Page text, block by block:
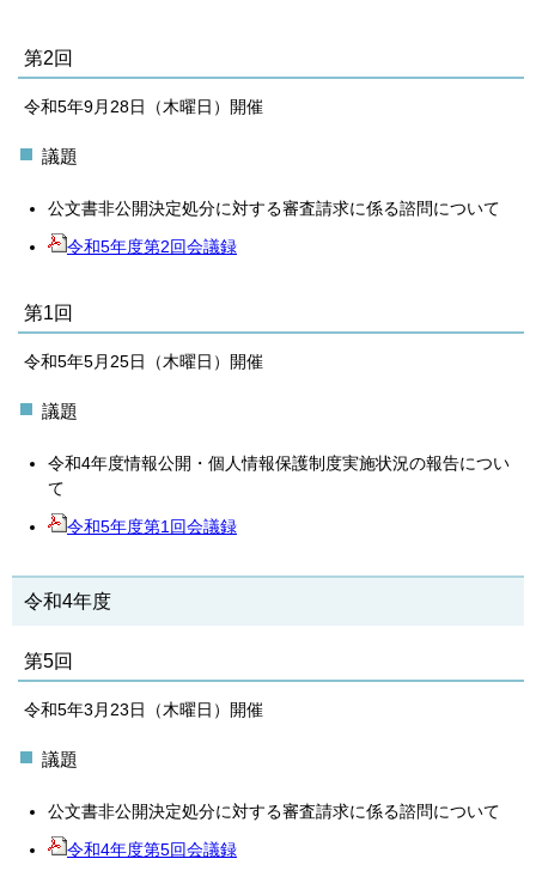
第2回
令和5年9月28日（木曜日）開催
議題
公文書非公開決定処分に対する審査請求に係る諮問について
令和5年度第2回会議録
第1回
令和5年5月25日（木曜日）開催
議題
令和4年度情報公開・個人情報保護制度実施状況の報告につい
て
令和5年度第1回会議録
令和4年度
第5回
令和5年3月23日（木曜日）開催
議題
公文書非公開決定処分に対する審査請求に係る諮問について
令和4年度第5回会議録